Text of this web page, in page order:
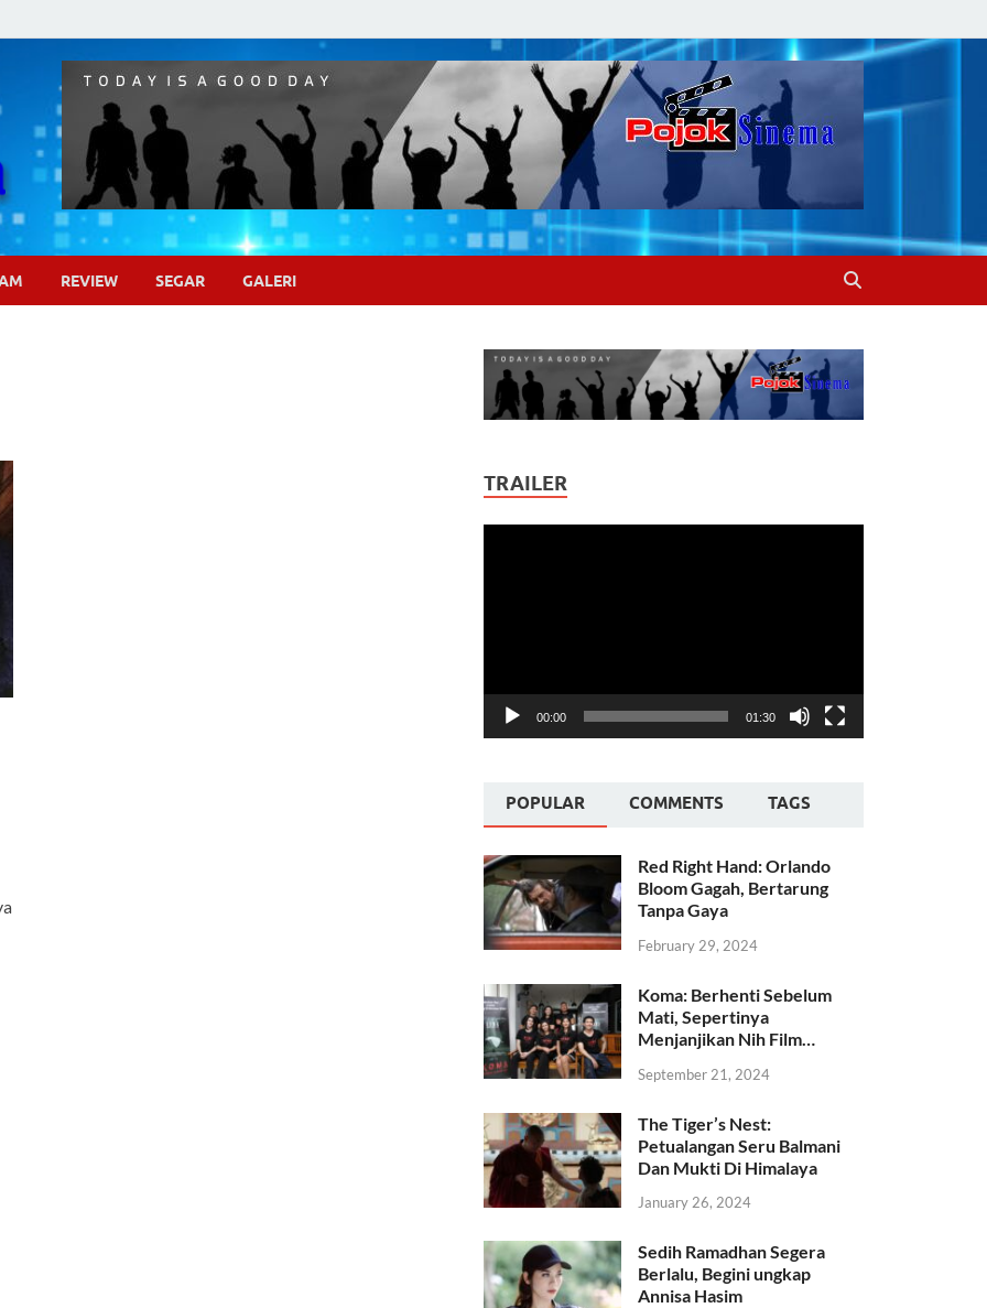
Pojok Sinema
REVIEW SEGAR GALERI
TRAILER
00:00 01:30
POPULAR COMMENTS TAGS
Red Right Hand: Orlando
Bloom Gagah, Bertarung
Tanpa Gaya
February 29, 2024
Koma: Berhenti Sebelum
Mati, Sepertinya
Menjanjikan Nih Film…
September 21, 2024
The Tiger’s Nest:
Petualangan Seru Balmani
Dan Mukti Di Himalaya
January 26, 2024
Sedih Ramadhan Segera
Berlalu, Begini ungkap
Annisa Hasim